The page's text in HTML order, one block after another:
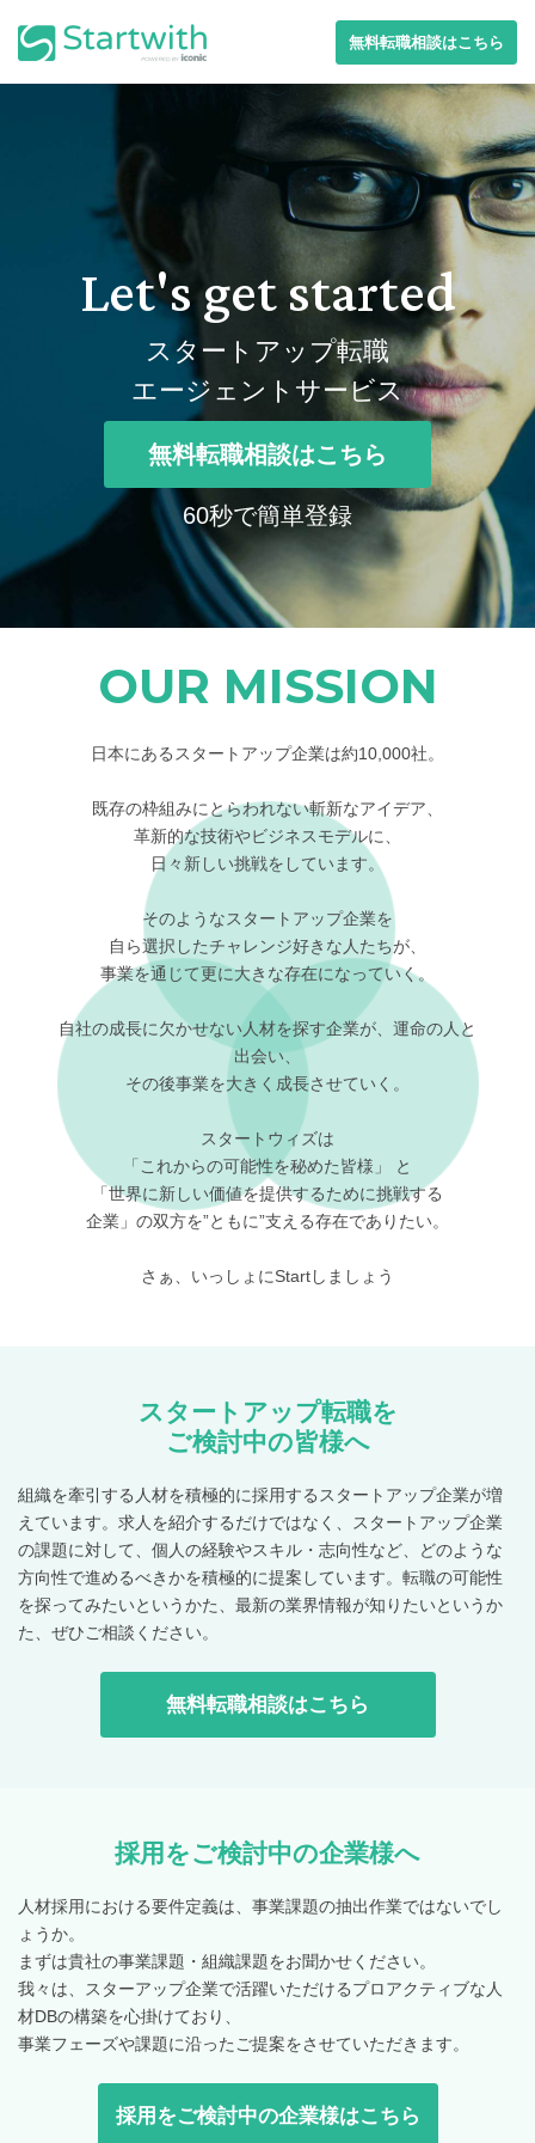
無料転職相談はこちら
Let's get started
スタートアップ転職
エージェントサービス
無料転職相談はこちら
60秒で簡単登録
OUR MISSION
日本にあるスタートアップ企業は約10,000社。
既存の枠組みにとらわれない斬新なアイデア、
革新的な技術やビジネスモデルに、
日々新しい挑戦をしています。
そのようなスタートアップ企業を
自ら選択したチャレンジ好きな人たちが、
事業を通じて更に大きな存在になっていく。
自社の成長に欠かせない人材を探す企業が、運命の人と
出会い、
その後事業を大きく成長させていく。
スタートウィズは
「これからの可能性を秘めた皆様」 と
「世界に新しい価値を提供するために挑戦する
企業」の双方を”ともに”支える存在でありたい。
さぁ、いっしょにStartしましょう
スタートアップ転職を
ご検討中の皆様へ
組織を牽引する人材を積極的に採用するスタートアップ企業が増
えています。求人を紹介するだけではなく、スタートアップ企業
の課題に対して、個人の経験やスキル・志向性など、どのような
方向性で進めるべきかを積極的に提案しています。転職の可能性
を探ってみたいというかた、最新の業界情報が知りたいというか
た、ぜひご相談ください。
無料転職相談はこちら
採用をご検討中の企業様へ
人材採用における要件定義は、事業課題の抽出作業ではないでし
ょうか。
まずは貴社の事業課題・組織課題をお聞かせください。
我々は、スターアップ企業で活躍いただけるプロアクティブな人
材DBの構築を心掛けており、
事業フェーズや課題に沿ったご提案をさせていただきます。
採用をご検討中の企業様はこちら